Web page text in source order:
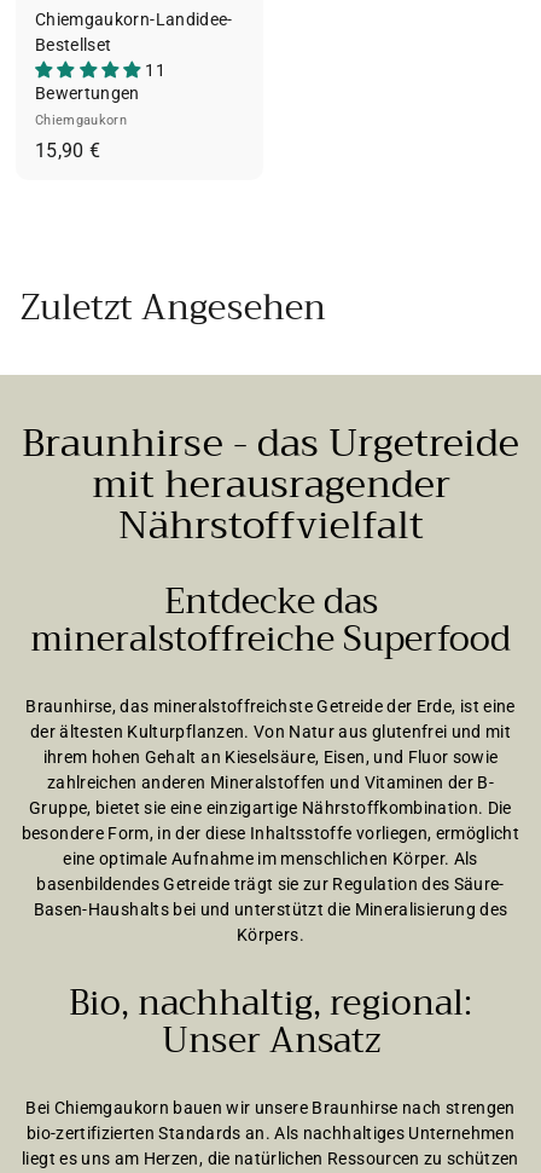
Chiemgaukorn-Landidee-
Bestellset
11
Bewertungen
Chiemgaukorn
15,90 €1
Zuletzt Angesehen
Braunhirse - das Urgetreide
mit herausragender
Nährstoffvielfalt
Entdecke das
mineralstoffreiche Superfood
Braunhirse, das mineralstoffreichste Getreide der Erde, ist eine
der ältesten Kulturpflanzen. Von Natur aus glutenfrei und mit
ihrem hohen Gehalt an Kieselsäure, Eisen, und Fluor sowie
zahlreichen anderen Mineralstoffen und Vitaminen der B-
Gruppe, bietet sie eine einzigartige Nährstoffkombination. Die
besondere Form, in der diese Inhaltsstoffe vorliegen, ermöglicht
eine optimale Aufnahme im menschlichen Körper. Als
basenbildendes Getreide trägt sie zur Regulation des Säure-
Basen-Haushalts bei und unterstützt die Mineralisierung des
Körpers.
Bio, nachhaltig, regional:
Unser Ansatz
Bei Chiemgaukorn bauen wir unsere Braunhirse nach strengen
bio-zertifizierten Standards an. Als nachhaltiges Unternehmen
liegt es uns am Herzen, die natürlichen Ressourcen zu schützen